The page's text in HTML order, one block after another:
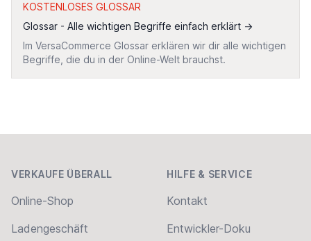
KOSTENLOSES GLOSSAR
Glossar - Alle wichtigen Begriffe einfach erklärt →
Im VersaCommerce Glossar erklären wir dir alle wichtigen
Begriffe, die du in der Online-Welt brauchst.
VERKAUFE ÜBERALL
Online-Shop
Ladengeschäft
HILFE & SERVICE
Kontakt
Entwickler-Doku